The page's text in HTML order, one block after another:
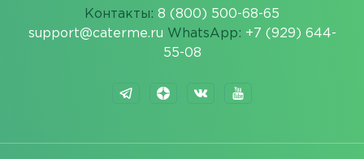
Контакты: 8 (800) 500-68-65
support@caterme.ru WhatsApp: +7 (929) 644-
55-08